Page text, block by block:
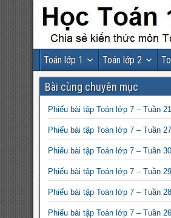
Toán lớp 1 Toán lớp 2
Bài cùng chuyên mục
Phiếu bài tập Toán lớp 7 – Tuần 21
Phiếu bài tập Toán lớp 7 – Tuần 27
Phiếu bài tập Toán lớp 7 – Tuần 30
Phiếu bài tập Toán lớp 7 – Tuần 29
Phiếu bài tập Toán lớp 7 – Tuần 28
Phiếu bài tập Toán lớp 7 – Tuần 26